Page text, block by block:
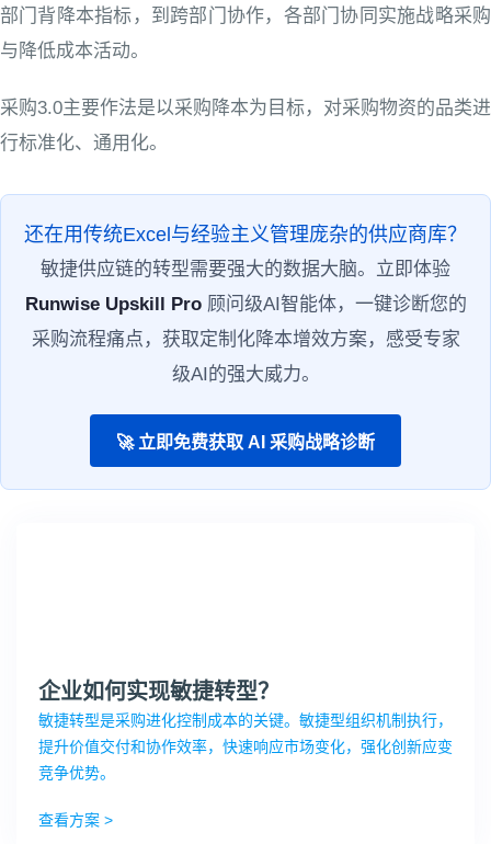
部门背降本指标，到跨部门协作，各部门协同实施战略采购
与降低成本活动。
采购3.0主要作法是以采购降本为目标，对采购物资的品类进
行标准化、通用化。
还在用传统Excel与经验主义管理庞杂的供应商库？
敏捷供应链的转型需要强大的数据大脑。立即体验
Runwise Upskill Pro顾问级AI智能体，一键诊断您的
采购流程痛点，获取定制化降本增效方案，感受专家
级AI的强大威力。
🚀 立即免费获取 AI 采购战略诊断
企业如何实现敏捷转型？
敏捷转型是采购进化控制成本的关键。敏捷型组织机制执行，
提升价值交付和协作效率，快速响应市场变化，强化创新应变
竞争优势。
查看方案 >